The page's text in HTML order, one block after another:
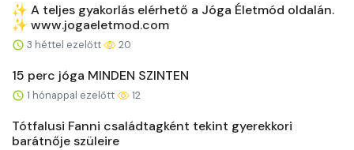
✨ A teljes gyakorlás elérhető a Jóga Életmód oldalán.
✨ www.jogaeletmod.com
3 héttel ezelőtt 20
15 perc jóga MINDEN SZINTEN
1 hónappal ezelőtt 12
Tótfalusi Fanni családtagként tekint gyerekkori
barátnője szüleire